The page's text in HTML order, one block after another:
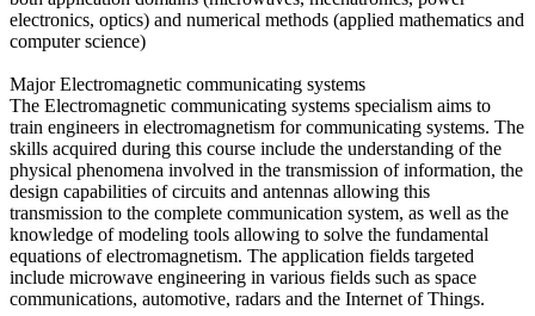
electronics, optics) and numerical methods (applied mathematics and
computer science)
Major Electromagnetic communicating systems
The Electromagnetic communicating systems specialism aims to
train engineers in electromagnetism for communicating systems. The
skills acquired during this course include the understanding of the
physical phenomena involved in the transmission of information, the
design capabilities of circuits and antennas allowing this
transmission to the complete communication system, as well as the
knowledge of modeling tools allowing to solve the fundamental
equations of electromagnetism. The application fields targeted
include microwave engineering in various fields such as space
communications, automotive, radars and the Internet of Things.